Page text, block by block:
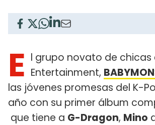
E l grupo novato de chicas
Entertainment,
las jóvenes promesas del K-
año con su primer álbum
que tiene a G-Dragon, Mino